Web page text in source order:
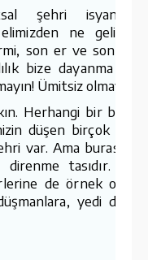
şehri
ne
son er ve son
bize dayanma
Ümitsiz olmayınız.
Herhangi bir
düşen birçok
var. Ama burası
tasıdır.
de örnek
yedi